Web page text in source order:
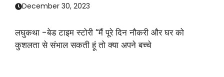
December 30, 2023
लघुकथा -बेड टाइम स्टोरी “मैं पूरे दिन नौकरी और घर को
कुशलता से संभाल सकती हूं तो क्या अपने बच्चे